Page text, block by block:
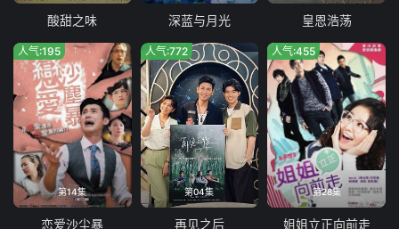
酸甜之味 深蓝与月光 皇恩浩荡
第14集
人气:195
恋爱沙尘暴
第04集
人气:772
再见之后
第28集
人气:455
姐姐立正向前走